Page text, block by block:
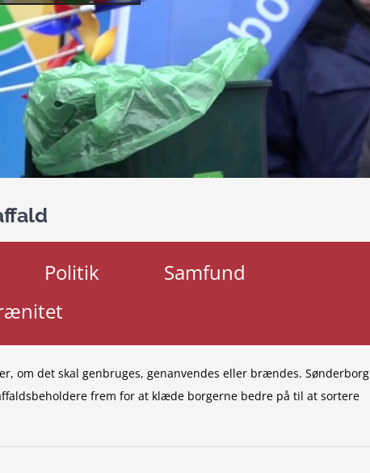
Politik
Samfund
om det skal genbruges, genanvendes eller brændes. Sønderborg
frem for at klæde borgerne bedre på til at sortere